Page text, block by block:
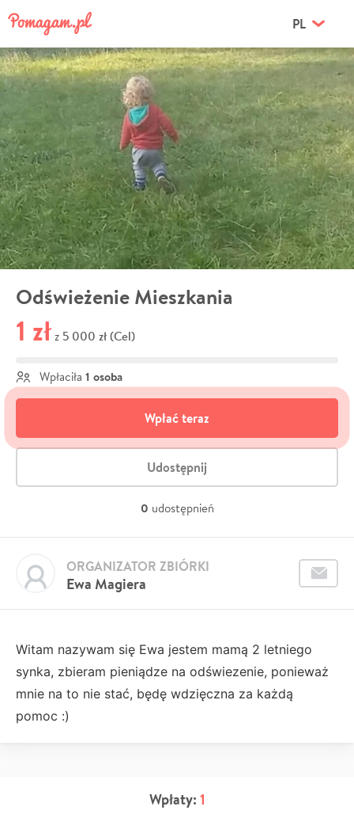
PL
Odświeżenie Mieszkania
1 zł z 5 000 zł (Cel)
Wpłaciła 1 osoba
Wpłać teraz
Udostępnij
0 udostępnień
Ewa Magiera
ORGANIZATOR ZBIÓRKI
Witam nazywam się Ewa jestem mamą 2 letniego
synka, zbieram pieniądze na odświezenie, ponieważ
mnie na to nie stać, będę wdzięczna za każdą
pomoc :)
Wpłaty: 1